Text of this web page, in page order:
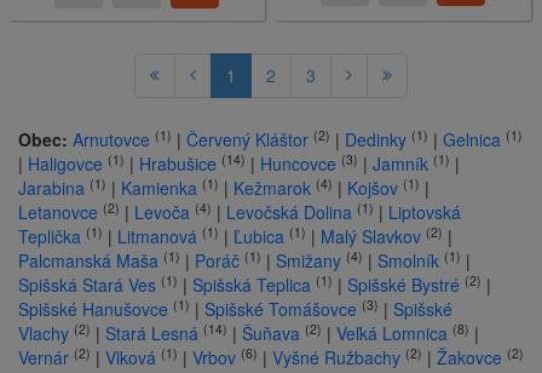
1 2 3
Obec: Arnutovce (1) | Červený Kláštor (2) | Dedinky (1) | Gelnica (1)
| Haligovce (1) | Hrabušice (14) | Huncovce (3) | Jamník (1) |
Jarabina (1) | Kamienka (1) | Kežmarok (4) | Kojšov (1) |
Letanovce (2) | Levoča (4) | Levočská Dolina (1) | Liptovská
Teplička (1) | Litmanová (1) | Ľubica (1) | Malý Slavkov (2) |
Palcmanská Maša (1) | Poráč (1) | Smižany (4) | Smolník (1) |
Spišská Stará Ves (1) | Spišská Teplica (1) | Spišské Bystré (2) |
Spišské Hanušovce (1) | Spišské Tomášovce (3) | Spišské
Vlachy (2) | Stará Lesná (14) | Šuňava (2) | Veľká Lomnica (8) |
Vernár (2) | Vlková (1) | Vrbov (6) | Vyšné Ružbachy (2) | Žakovce (2)